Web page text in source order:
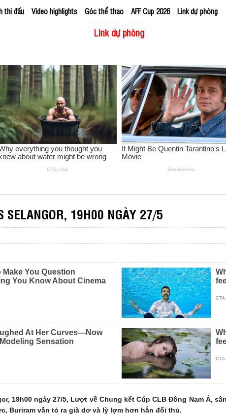
thi đấu Video highlights Góc thể thao AFF Cup 2026 Link dự phòng
Link dự phòng
19H00 NGÀY 27/5
19h00 ngày 27/5, Lượt về Chung kết Cúp CLB Đông Nam Á,
Buriram vẫn tỏ ra già dơ và lỳ lợm hơn hẳn đối thủ.